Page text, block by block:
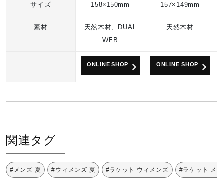
サイズ 158×150mm 157×149mm
素材
天然木材、DUAL
WEB
天然木材
ONLINE SHOP ONLINE SHOP
関連タグ
#メンズ 夏 #ウィメンズ 夏 #ラケット ウィメンズ #ラケット メ